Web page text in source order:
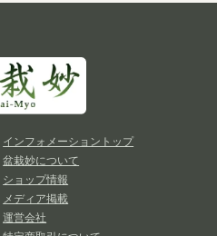
インフォメーショントップ
盆栽妙について
ショップ情報
メディア掲載
運営会社